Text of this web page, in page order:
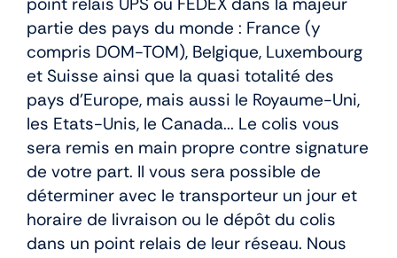
partie des pays du monde : France (y
compris DOM-TOM), Belgique, Luxembourg
et Suisse ainsi que la quasi totalité des
pays d’Europe, mais aussi le Royaume-Uni,
les Etats-Unis, le Canada... Le colis vous
sera remis en main propre contre signature
de votre part. Il vous sera possible de
déterminer avec le transporteur un jour et
horaire de livraison ou le dépôt du colis
dans un point relais de leur réseau. Nous